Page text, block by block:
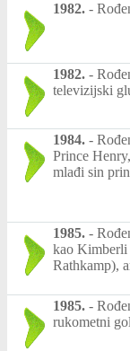
1982. -
1982. -
televizijski
1984. -
Prince
mlađi sin
1985. -
kao
Rathkamp),
1985. -
rukometni